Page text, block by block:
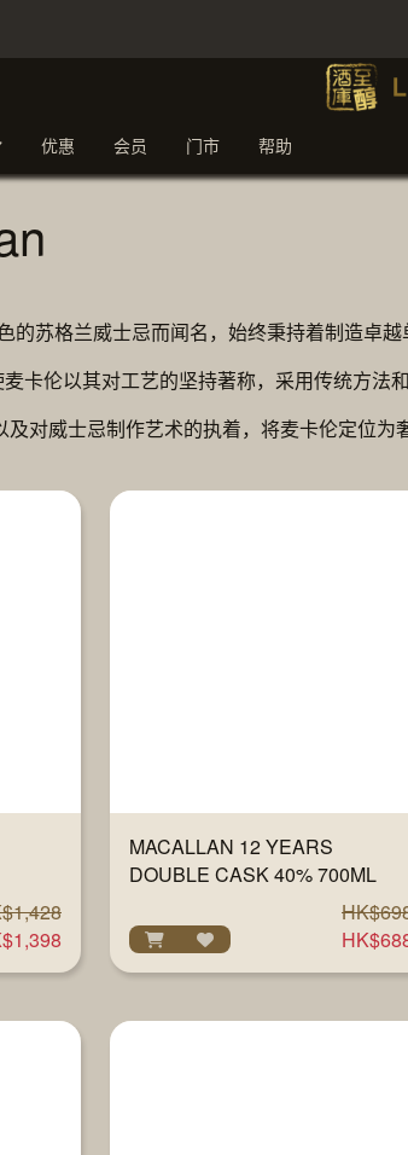
优惠 会员 门市 帮助
的苏格兰威士忌而闻名，始终秉持着制造卓越
卡伦以其对工艺的坚持著称，采用传统方法
对威士忌制作艺术的执着，将麦卡伦定位为
MACALLAN 12 YEARS
DOUBLE CASK 40% 700ML